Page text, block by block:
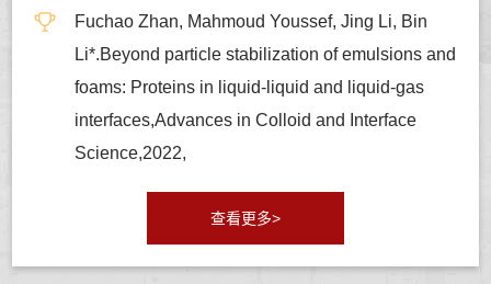
Fuchao Zhan, Mahmoud Youssef, Jing Li, Bin
Li*.Beyond particle stabilization of emulsions and
foams: Proteins in liquid-liquid and liquid-gas
interfaces,Advances in Colloid and Interface
Science,2022,
查看更多>